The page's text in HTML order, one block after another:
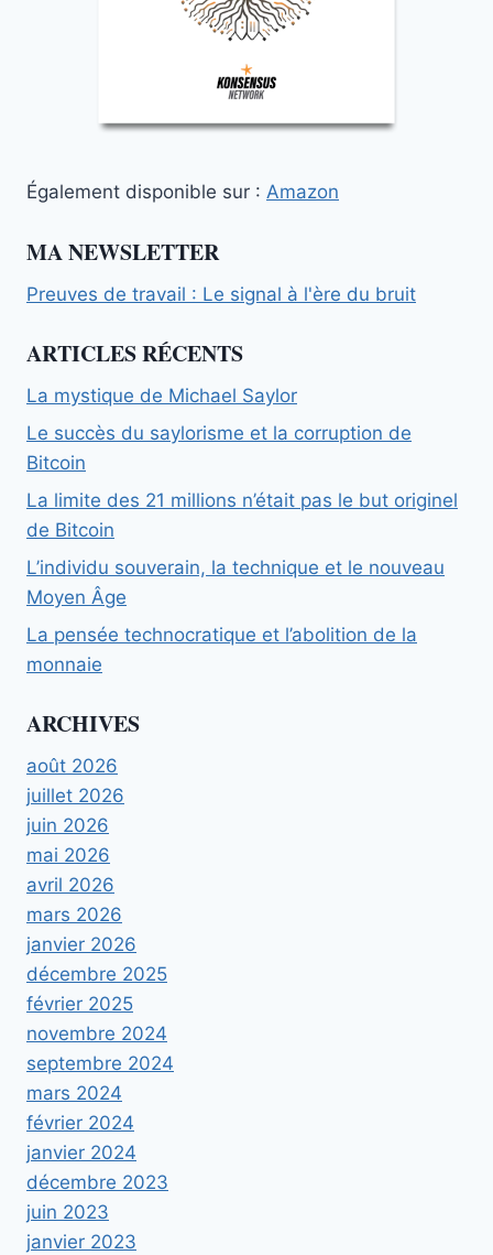
Également disponible sur : Amazon
MA NEWSLETTER
Preuves de travail : Le signal à l'ère du bruit
ARTICLES RÉCENTS
La mystique de Michael Saylor
Le succès du saylorisme et la corruption de
Bitcoin
La limite des 21 millions n’était pas le but originel
de Bitcoin
L’individu souverain, la technique et le nouveau
Moyen Âge
La pensée technocratique et l’abolition de la
monnaie
ARCHIVES
août 2026
juillet 2026
juin 2026
mai 2026
avril 2026
mars 2026
janvier 2026
décembre 2025
février 2025
novembre 2024
septembre 2024
mars 2024
février 2024
janvier 2024
décembre 2023
juin 2023
janvier 2023